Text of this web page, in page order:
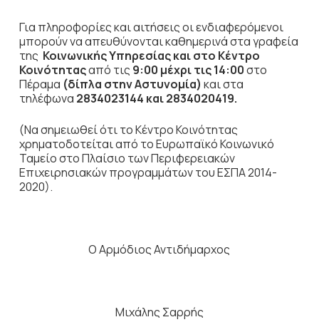
Για πληροφορίες και αιτήσεις οι ενδιαφερόμενοι
μπορούν να απευθύνονται καθημερινά στα γραφεία
της Κοινωνικής Υπηρεσίας και στο Κέντρο
Κοινότηταςαπό τις 9:00 μέχρι τις 14:00στο
Πέραμα (δίπλα στην Αστυνομία) και στα
τηλέφωνα 2834023144 και 2834020419.
(Να σημειωθεί ότι το Κέντρο Κοινότητας
χρηματοδοτείται από το Ευρωπαϊκό Κοινωνικό
Ταμείο στο Πλαίσιο των Περιφερειακών
Επιχειρησιακών προγραμμάτων του ΕΣΠΑ 2014-
2020).
Ο Αρμόδιος Αντιδήμαρχος
Μιχάλης Σαρρής